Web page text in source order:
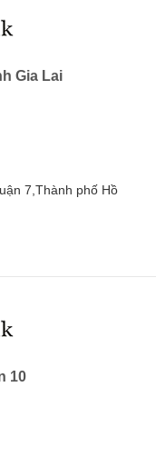
Gia Lai
7,Thành phố Hồ
10